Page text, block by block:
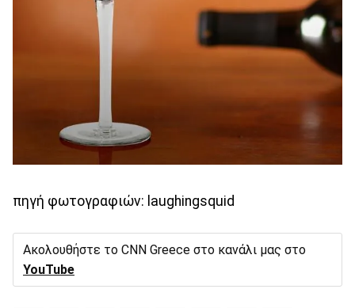
πηγή φωτογραφιών: laughingsquid
Ακολουθήστε το CNN Greece στο κανάλι μας στο
YouTube